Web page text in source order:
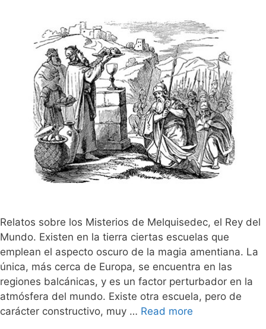
Relatos sobre los Misterios de Melquisedec, el Rey del
Mundo. Existen en la tierra ciertas escuelas que
emplean el aspecto oscuro de la magia amentiana. La
única, más cerca de Europa, se encuentra en las
regiones balcánicas, y es un factor perturbador en la
atmósfera del mundo. Existe otra escuela, pero de
carácter constructivo, muy … Read more